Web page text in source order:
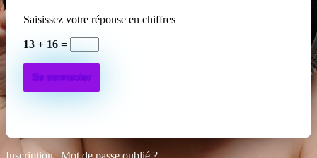
Saisissez votre réponse en chiffres
13 + 16 =